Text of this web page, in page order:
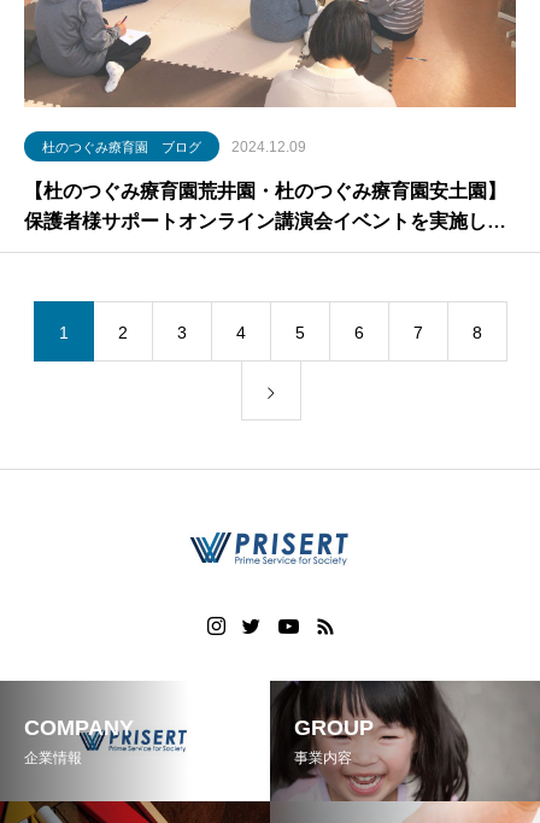
杜のつぐみ療育園 ブログ 2024.12.09
【杜のつぐみ療育園荒井園・杜のつぐみ療育園安土園】
保護者様サポートオンライン講演会イベントを実施しま
した！【放課後等デイサービス・児童発達支援】
1 2 3 4 5 6 7 8
COMPANY
企業情報
GROUP
事業内容